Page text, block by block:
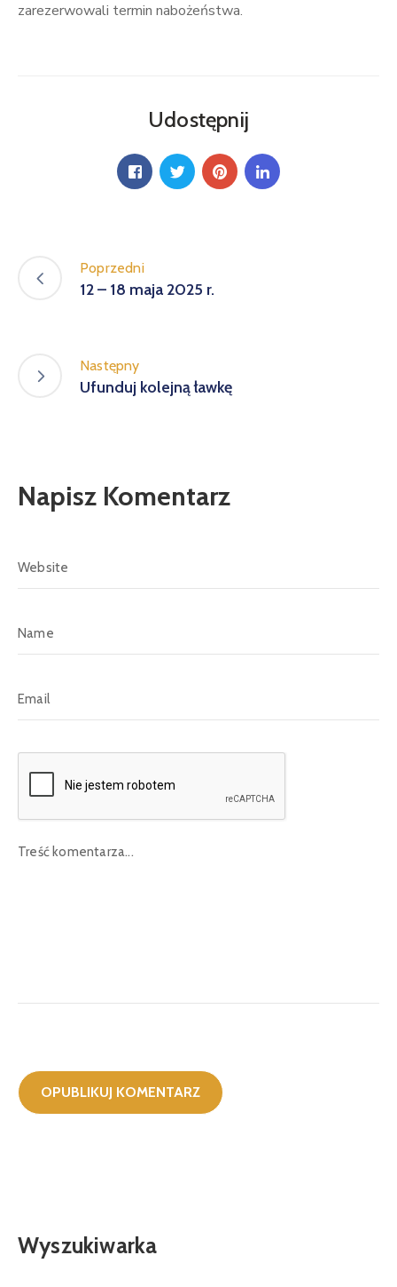
zarezerwowali termin nabożeństwa.
Udostępnij
Poprzedni
12 – 18 maja 2025 r.
Następny
Ufunduj kolejną ławkę
Napisz Komentarz
Wyszukiwarka